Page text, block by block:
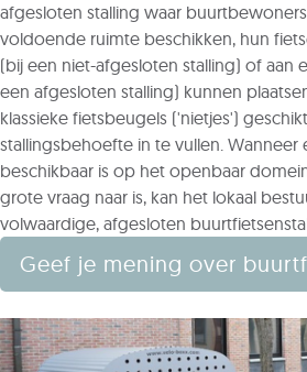
afgesloten stalling waar
voldoende ruimte beschikken, hun
(bij een niet-afgesloten stalling) of aan
een afgesloten stalling) kunnen
klassieke fietsbeugels ('nietjes')
stallingsbehoefte in te vullen. Wanneer
beschikbaar is op het openbaar
grote vraag naar is, kan het lokaal
volwaardige, afgesloten
Geef je mening over